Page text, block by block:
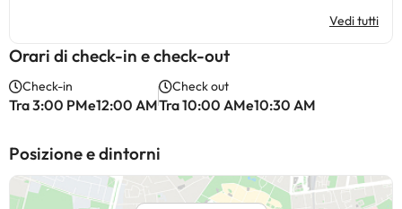
Vedi tutti
Orari di check-in e check-out
Check-in
Tra 3:00 PMe12:00 AM
Check out
Tra 10:00 AMe10:30 AM
Posizione e dintorni